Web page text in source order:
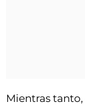
Mientras tanto,